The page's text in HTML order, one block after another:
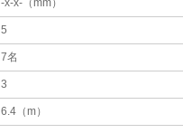
-x-x-（mm）
5
7名
3
6.4（m）